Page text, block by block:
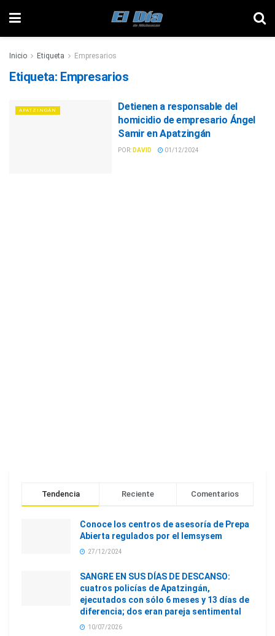
Inicio Etiqueta Empresarios
Etiqueta: Empresarios
APATZINGÁN
Detienen a responsable del
homicidio de empresario Ángel
Samir en Apatzingán
POR: DAVID 01/12/2024
Tendencia Reciente Comentarios
Conoce los centros de asesoría de Prepa
Abierta regulados por el Iemsysem
27/12/2024
SANGRE EN SUS DÍAS DE DESCANSO:
cuatros policías de Apatzingán,
ejecutados con sólo 6 meses y 13 días de
diferencia; dos eran pareja sentimental
10/07/2026